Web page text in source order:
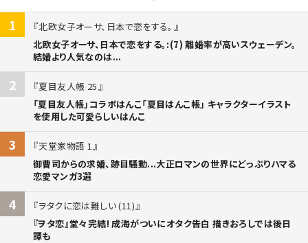
1
北欧女子オーサ、日本で恋をする。
北欧女子オーサ、日本で恋をする。:(7) 離婚率が高いスウェーデン。
結婚より人気なのは...
2
夏目友人帳 25
「夏目友人帳」コラボはんこ「夏目はんこ帳」 キャラクターイラスト
を使用した可愛らしいはんこ
3
天堂家物語 1
御曹司からの求婚、跡目騒動...大正ロマンの世界にどっぷりハマる
恋愛マンガ3選
4
ヲタクに恋は難しい (11)
『ヲタ恋』堂々完結! 成海がついにオタク告白 描きおろしでは後日
譚も